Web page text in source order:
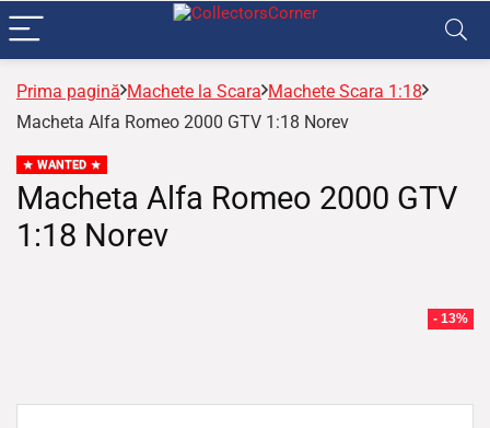
Prima pagină Machete la Scara Machete Scara 1:18
Macheta Alfa Romeo 2000 GTV 1:18 Norev
WANTED
Macheta Alfa Romeo 2000 GTV
1:18 Norev
- 13%